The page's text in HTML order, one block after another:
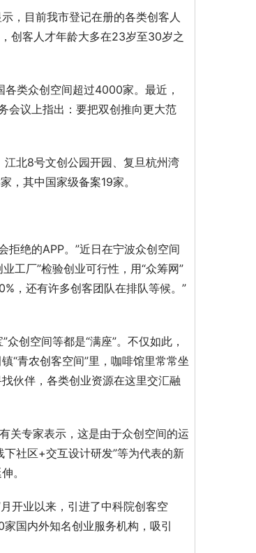
，目前我市登记在册的各类创客人
创客人才年龄大多在23岁至30岁之
类众创空间超过4000家。最近，
会议上指出：要把双创推向更大范
北8号文创公园开园、复旦杭州湾
其中国家级备案19家。
拒绝的APP。”近日在宁波众创空间
工厂”检验创业可行性，用“众筹网”
，还有许多创客团队在排队等候。”
创空间等都是“满座”。不仅如此，
“青农创客空间”里，咖啡馆里常常坐
伙伴，各类创业资源在这里交汇融
关专家表示，这是由于众创空间的运
下社区+交互设计研发”等为代表的新
。
开业以来，引进了中科院创客空
国内外知名创业服务机构，吸引